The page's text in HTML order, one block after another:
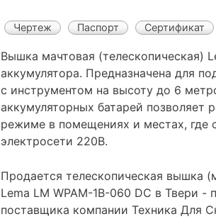
Чертеж Паспорт Сертификат
Вышка мачтовая (телескопическая)
аккумулятора. Предназначена для
с инструментом на высоту до 6
аккумуляторных батарей позволяет
режиме в помещениях и местах, где
электросети 220В.
Продается телескопическая вышка
Lema LM WPAM-1B-060 DC в Твери -
поставщика компании Техника Для